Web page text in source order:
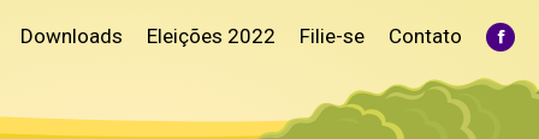
Downloads Eleições 2022 Filie-se Contato